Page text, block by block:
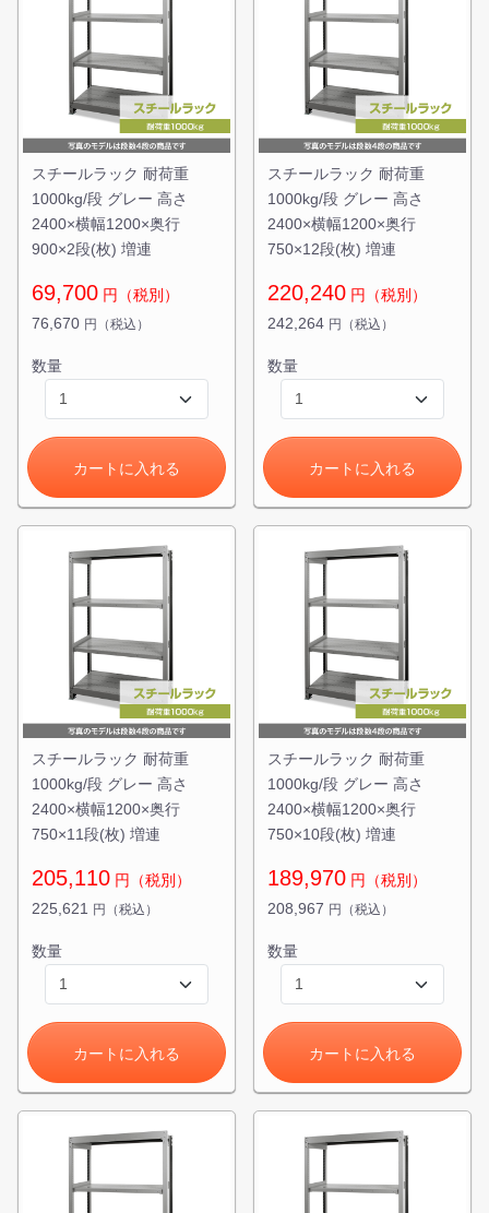
スチールラック 耐荷重
1000kg/段 グレー 高さ
2400×横幅1200×奥行
900×2段(枚) 増連
69,700 円（税別）
76,670 円（税込）
数量
カートに入れる
スチールラック 耐荷重
1000kg/段 グレー 高さ
2400×横幅1200×奥行
750×12段(枚) 増連
220,240 円（税別）
242,264 円（税込）
数量
カートに入れる
スチールラック 耐荷重
1000kg/段 グレー 高さ
2400×横幅1200×奥行
750×11段(枚) 増連
205,110 円（税別）
225,621
円（税込）
数量
カートに入れる
スチールラック 耐荷重
1000kg/段 グレー 高さ
2400×横幅1200×奥行
750×10段(枚) 増連
189,970 円（税別）
208,967 円（税込）
数量
カートに入れる